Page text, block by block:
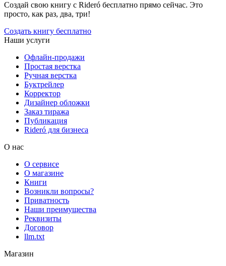
Создай свою книгу с Rideró бесплатно прямо сейчас. Это
просто, как раз, два, три!
Создать книгу бесплатно
Наши услуги
Офлайн-продажи
Простая верстка
Ручная верстка
Буктрейлер
Корректор
Дизайнер обложки
Заказ тиража
Публикация
Rideró для бизнеса
О нас
О сервисе
О магазине
Книги
Возникли вопросы?
Приватность
Наши преимущества
Реквизиты
Договор
llm.txt
Магазин